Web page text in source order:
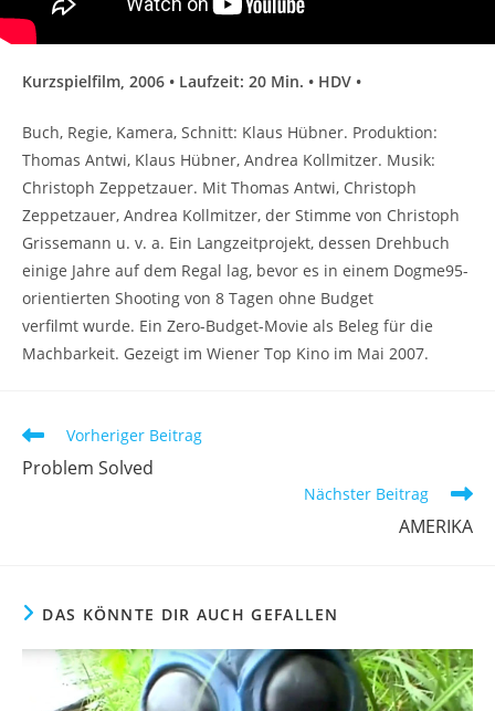
Kurzspielfilm, 2006 • Laufzeit: 20 Min. • HDV •
Buch, Regie, Kamera, Schnitt: Klaus Hübner. Produktion:
Thomas Antwi, Klaus Hübner, Andrea Kollmitzer. Musik:
Christoph Zeppetzauer. Mit Thomas Antwi, Christoph
Zeppetzauer, Andrea Kollmitzer, der Stimme von Christoph
Grissemann u. v. a. Ein Langzeitprojekt, dessen Drehbuch
einige Jahre auf dem Regal lag, bevor es in einem Dogme95-
orientierten Shooting von 8 Tagen ohne Budget
verfilmt wurde. Ein Zero-Budget-Movie als Beleg für die
Machbarkeit. Gezeigt im Wiener Top Kino im Mai 2007.
Weitere
ansehen
Vorheriger Beitrag
Problem Solved
Nächster Beitrag
AMERIKA
DAS KÖNNTE DIR AUCH GEFALLEN